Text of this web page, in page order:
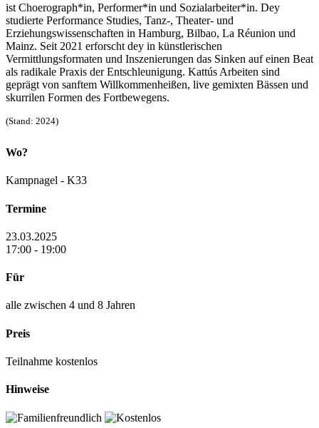
ist Choerograph*in, Performer*in und Sozialarbeiter*in. Dey
studierte Performance Studies, Tanz-, Theater- und
Erziehungswissenschaften in Hamburg, Bilbao, La Réunion und
Mainz. Seit 2021 erforscht dey in künstlerischen
Vermittlungsformaten und Inszenierungen das Sinken auf einen Beat
als radikale Praxis der Entschleunigung. Kattús Arbeiten sind
geprägt von sanftem Willkommenheißen, live gemixten Bässen und
skurrilen Formen des Fortbewegens.
(Stand: 2024)
Wo?
Kampnagel - K33
Termine
23.03.2025
17:00 - 19:00
Für
alle zwischen 4 und 8 Jahren
Preis
Teilnahme kostenlos
Hinweise